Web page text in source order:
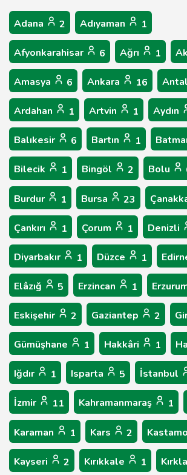
Adana 2 Adıyaman 1
Afyonkarahisar 6 Ağrı 1
Amasya 6 Ankara 16
Ardahan 1 Artvin 1 Aydın
Balıkesir 6 Bartın 1
Bilecik 1 Bingöl 2 Bolu
Burdur 1 Bursa 23
Çankırı 1 Çorum 1 Denizli
Diyarbakır 1 Düzce 1
Elâzığ 5 Erzincan 1
Eskişehir 2 Gaziantep 2
Gümüşhane 1 Hakkâri 1
Iğdır 1 Isparta 5 İstanbul
İzmir 11 Kahramanmaraş 1
Karaman 1 Kars 2
Kayseri 2 Kırıkkale 1